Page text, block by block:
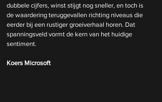
dubbele cijfers, winst stijgt nog sneller, en toch is
de waardering teruggevallen richting niveaus die
eerder bij een rustiger groeiverhaal horen. Dat
spanningsveld vormt de kern van het huidige
sentiment.
Koers Microsoft